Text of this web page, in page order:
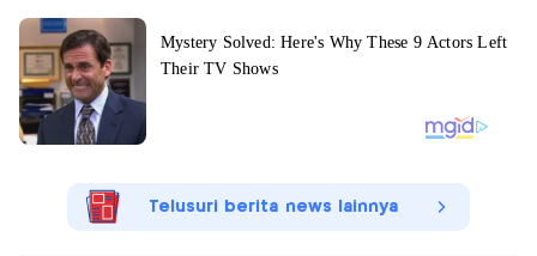
Telusuri berita news lainnya